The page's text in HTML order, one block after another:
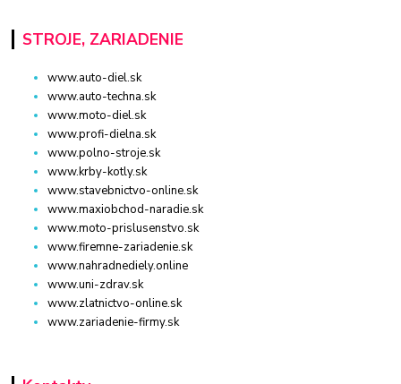
STROJE, ZARIADENIE
www.auto-diel.sk
www.auto-techna.sk
www.moto-diel.sk
www.profi-dielna.sk
www.polno-stroje.sk
www.krby-kotly.sk
www.stavebnictvo-online.sk
www.maxiobchod-naradie.sk
www.moto-prislusenstvo.sk
www.firemne-zariadenie.sk
www.nahradnediely.online
www.uni-zdrav.sk
www.zlatnictvo-online.sk
www.zariadenie-firmy.sk